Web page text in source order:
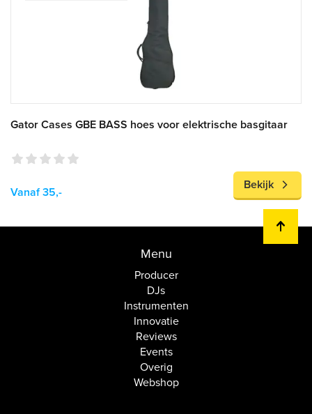
Gator Cases GBE BASS hoes voor elektrische basgitaar
Vanaf 35,-
Bekijk
Menu
Producer
DJs
Instrumenten
Innovatie
Reviews
Events
Overig
Webshop